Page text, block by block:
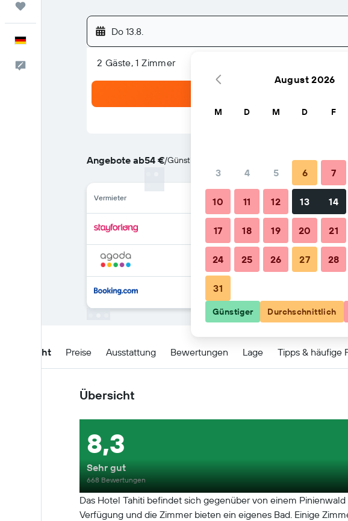
Do 13.8.
2 Gäste, 1 Zimmer
Angebote ab54 €/Günstigste Option: Preis pro Nacht
Vermieter
Übersicht Preise Ausstattung Bewertungen Lage Tipps & häufige
Übersicht
Das Hotel Tahiti befindet sich gegenüber von einem
Verfügung und die Zimmer bieten ein eigenes Bad. Einige
8,3
Sehr gut
668 Bewertungen
August 2026
M D M D F
3 4 5 6 7
10 11 12 13 14
17 18 19 20 21
24 25 26 27 28
31
Günstiger Durchschnittlich